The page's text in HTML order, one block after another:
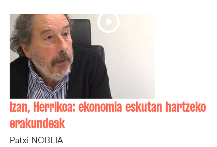
Izan, Herrikoa: ekonomia eskutan hartzeko
erakundeak
Patxi NOBLIA